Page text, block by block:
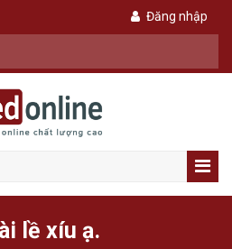
Đăng nhập
lề xíu ạ.